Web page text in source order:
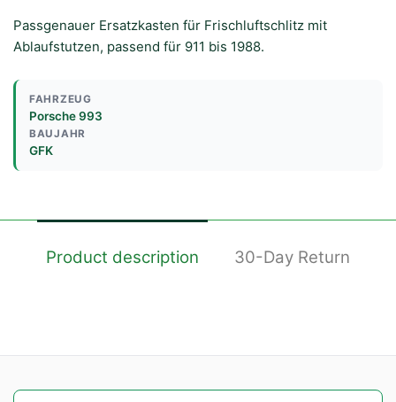
Passgenauer Ersatzkasten für Frischluftschlitz mit
Ablaufstutzen, passend für 911 bis 1988.
FAHRZEUG
Porsche 993
BAUJAHR
GFK
Product description 30-Day Return